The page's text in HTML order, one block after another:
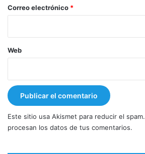
*
Correo electrónico *
Web
Este sitio usa Akismet para reducir el spam.
procesan los datos de tus comentarios.